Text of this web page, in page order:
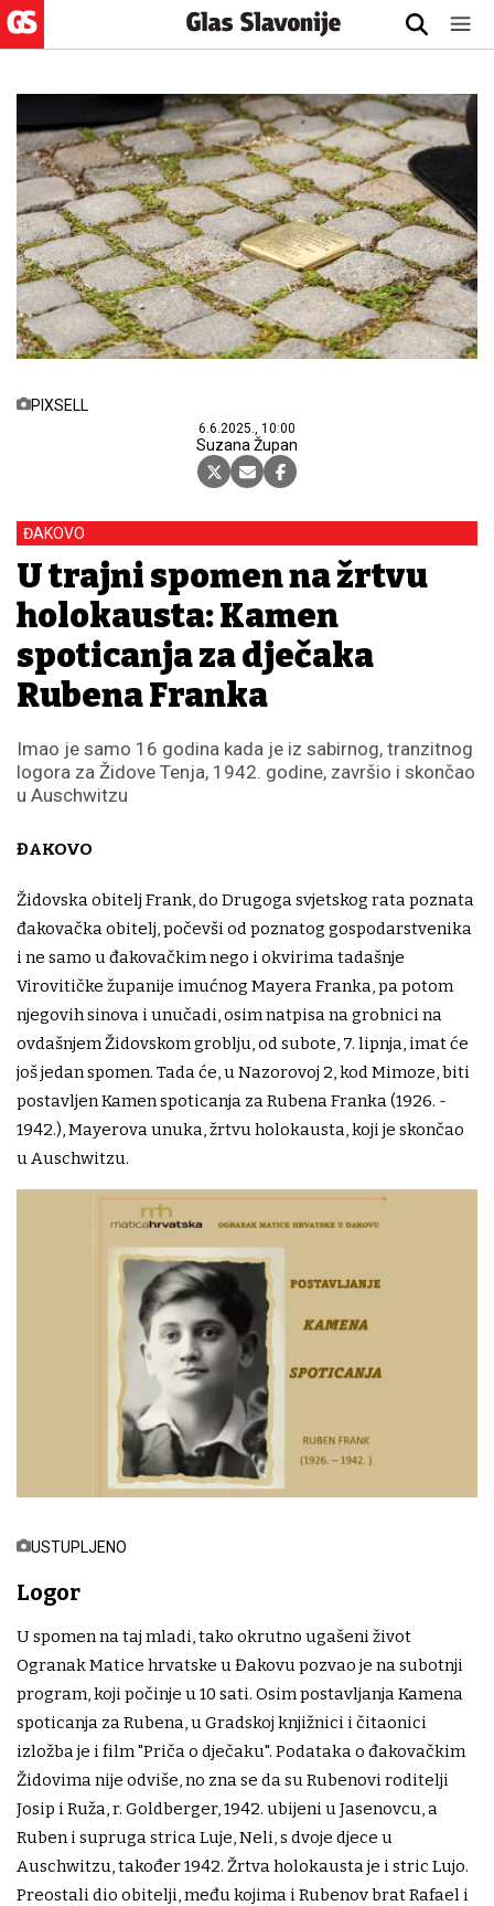
PIXSELL
6.6.2025., 10:00
Suzana Župan
ĐAKOVO
U trajni spomen na žrtvu
holokausta: Kamen
spoticanja za dječaka
Rubena Franka
Imao je samo 16 godina kada je iz sabirnog, tranzitnog
logora za Židove Tenja, 1942. godine, završio i skončao
u Auschwitzu
ĐAKOVO
Židovska obitelj Frank, do Drugoga svjetskog rata poznata
đakovačka obitelj, počevši od poznatog gospodarstvenika
i ne samo u đakovačkim nego i okvirima tadašnje
Virovitičke županije imućnog Mayera Franka, pa potom
njegovih sinova i unučadi, osim natpisa na grobnici na
ovdašnjem Židovskom groblju, od subote, 7. lipnja, imat će
još jedan spomen. Tada će, u Nazorovoj 2, kod Mimoze, biti
postavljen Kamen spoticanja za Rubena Franka (1926. -
1942.), Mayerova unuka, žrtvu holokausta, koji je skončao
u Auschwitzu.
USTUPLJENO
Logor
U spomen na taj mladi, tako okrutno ugašeni život
Ogranak Matice hrvatske u Đakovu pozvao je na subotnji
program, koji počinje u 10 sati. Osim postavljanja Kamena
spoticanja za Rubena, u Gradskoj knjižnici i čitaonici
izložba je i film "Priča o dječaku". Podataka o đakovačkim
Židovima nije odviše, no zna se da su Rubenovi roditelji
Josip i Ruža, r. Goldberger, 1942. ubijeni u Jasenovcu, a
Ruben i supruga strica Luje, Neli, s dvoje djece u
Auschwitzu, također 1942. Žrtva holokausta je i stric Lujo.
Preostali dio obitelji, među kojima i Rubenov brat Rafael i